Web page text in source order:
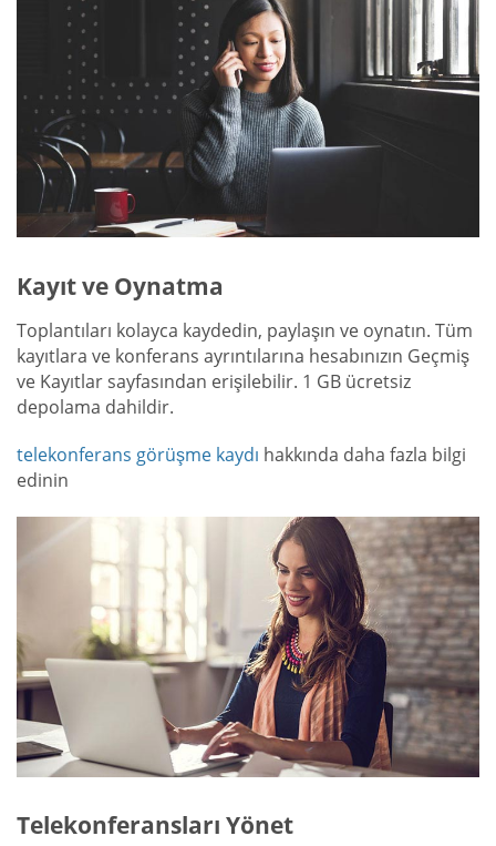
Kayıt ve Oynatma
Toplantıları kolayca kaydedin, paylaşın ve oynatın. Tüm
kayıtlara ve konferans ayrıntılarına hesabınızın Geçmiş
ve Kayıtlar sayfasından erişilebilir. 1 GB ücretsiz
depolama dahildir.
telekonferans görüşme kaydı hakkında daha fazla bilgi
edinin
Telekonferansları Yönet